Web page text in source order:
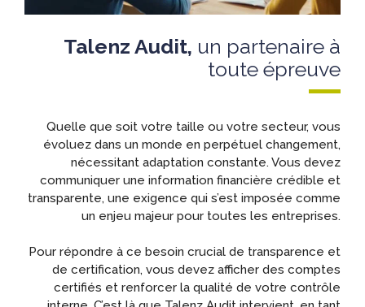
Talenz Audit, un partenaire à
toute épreuve
Quelle que soit votre taille ou votre secteur, vous
évoluez dans un monde en perpétuel changement,
nécessitant adaptation constante. Vous devez
communiquer une information financière crédible et
transparente, une exigence qui s’est imposée comme
un enjeu majeur pour toutes les entreprises.
Pour répondre à ce besoin crucial de transparence et
de certification, vous devez afficher des comptes
certifiés et renforcer la qualité de votre contrôle